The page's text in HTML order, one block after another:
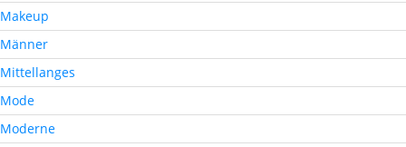
Makeup
Männer
Mittellanges
Mode
Moderne